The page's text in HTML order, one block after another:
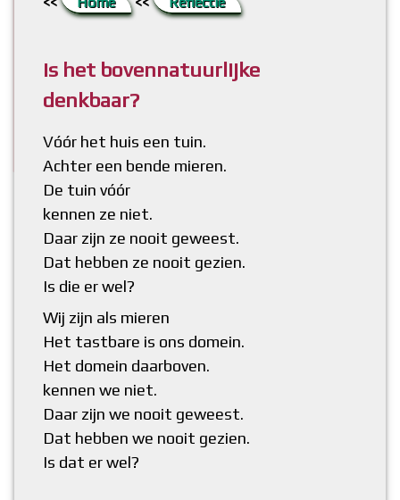
6. De grootste hobbel
7. Raadsel opgelost
Literatuur
Lang (Bijbel)verhaal kort
Bestaat God?
Bijbel, Woord van God?
Boekje ‘ChristenDOM?’ (flipbook)
denkbaar?
Is het bovennatuurlijke
denkbaar?
Vóór het huis een tuin.
Achter een bende mieren.
De tuin vóór
kennen ze niet.
Daar zijn ze nooit geweest.
Dat hebben ze nooit gezien.
Is die er wel?
Wij zijn als mieren
Het tastbare is ons domein.
Het domein daarboven.
kennen we niet.
Daar zijn we nooit geweest.
Dat hebben we nooit gezien.
Is dat er wel?